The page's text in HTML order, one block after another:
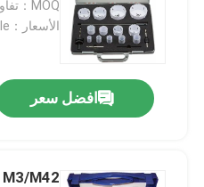
ماس لب لقمة
TCT التعميم المنشار بليد
MOQ：تفاوض
الأسعار：negotiable
افضل سعر